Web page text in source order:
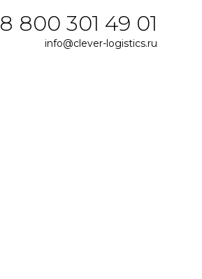
8 800 301 49 01
info@clever-logistics.ru